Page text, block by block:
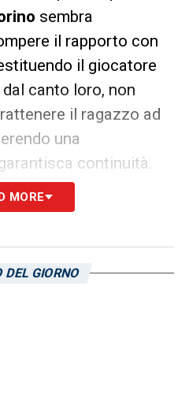
sembra
il rapporto con
il giocatore
canto loro, non
il ragazzo ad
una
continuità.
con forza il
ci siano i margini per
magari con
MORE
DEL GIORNO